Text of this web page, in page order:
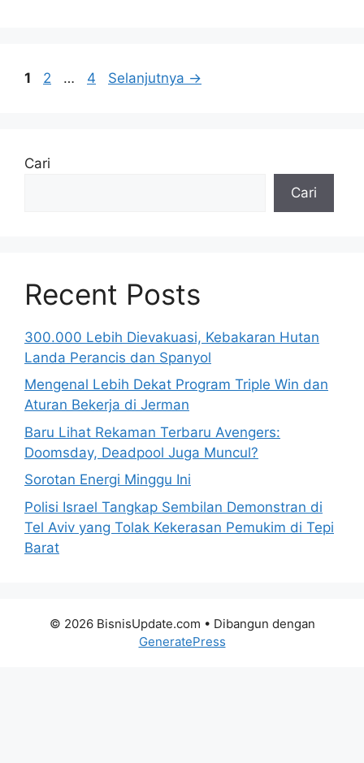
Halaman
1 Halaman
2 … Halaman
4 Selanjutnya →
Cari
Cari
Recent Posts
300.000 Lebih Dievakuasi, Kebakaran Hutan
Landa Perancis dan Spanyol
Mengenal Lebih Dekat Program Triple Win dan
Aturan Bekerja di Jerman
Baru Lihat Rekaman Terbaru Avengers:
Doomsday, Deadpool Juga Muncul?
Sorotan Energi Minggu Ini
Polisi Israel Tangkap Sembilan Demonstran di
Tel Aviv yang Tolak Kekerasan Pemukim di Tepi
Barat
© 2026 BisnisUpdate.com • Dibangun dengan
GeneratePress